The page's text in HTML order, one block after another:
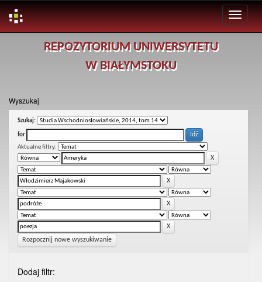
REPOZYTORIUM UNIWERSYTETU
W BIAŁYMSTOKU
Wyszukaj
Szukaj:
for
Aktualne filtry:
Rozpocznij nowe wyszukiwanie
Dodaj filtr: